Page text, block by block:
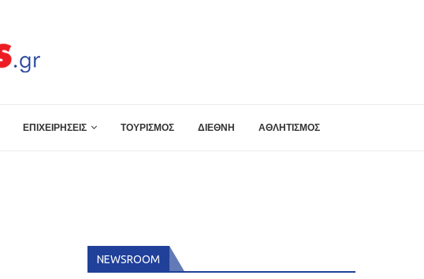
ΕΠΙΧΕΙΡΗΣΕΙΣ ΤΟΥΡΙΣΜΟΣ ΔΙΕΘΝΗ ΑΘΛΗΤΙΣΜΟΣ
NEWSROOM